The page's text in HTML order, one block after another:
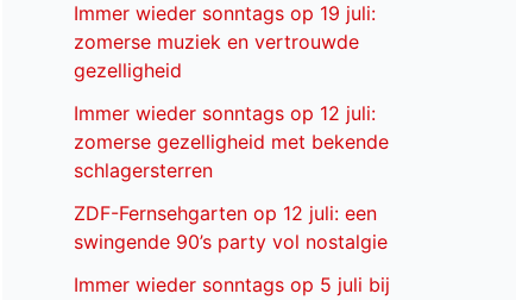
Immer wieder sonntags op 19 juli:
zomerse muziek en vertrouwde
gezelligheid
Immer wieder sonntags op 12 juli:
zomerse gezelligheid met bekende
schlagersterren
ZDF-Fernsehgarten op 12 juli: een
swingende 90’s party vol nostalgie
Immer wieder sonntags op 5 juli bij